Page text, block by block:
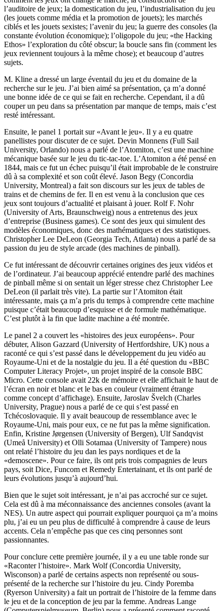
l’auditoire de jeux; la domestication du jeu, l’industrialisation du jeu
(les jouets comme média et la promotion de jouets); les marchés
ciblés et les jouets sexistes; l’avenir du jeu; la guerre des consoles (la
constante évolution économique); l’oligopole du jeu; «the Hacking
Ethos» l’exploration du côté obscur; la boucle sans fin (comment les
jeux reviennent toujours à la même chose); et beaucoup d’autres
sujets.
M. Kline a dressé un large éventail du jeu et du domaine de la
recherche sur le jeu. J’ai bien aimé sa présentation, ça m’a donné
une bonne idée de ce qui se fait en recherche. Cependant, il a dû
couper un peu dans sa présentation par manque de temps, mais c’est
resté intéressant.
Ensuite, le panel 1 portait sur «Avant le jeu». Il y a eu quatre
panellistes pour discuter de ce sujet. Devin Monnens (Full Sail
University, Orlando) nous a parlé de l’Atomiton, c’est une machine
mécanique basée sur le jeu du tic-tac-toe. L’Atomiton a été pensé en
1844, mais ce fut un échec puisqu’il était improbable de le construire
dû à sa complexité et son coût élevé. Jason Begy (Concordia
University, Montreal) a fait son discours sur les jeux de tables de
trains et de chemins de fer. Il en est venu à la conclusion que ces
jeux sont toujours d’actualité et plaisant à jouer. Rolf F. Nohr
(University of Arts, Braunschweig) nous a entretenus des jeux
d’entreprise (Business games). Ce sont des jeux qui simulent des
modèles économiques, donc des mathématiques et des statistiques.
Christopher Lee DeLeon (Georgia Tech, Atlanta) nous a parlé de sa
passion du jeu de style arcade (des machines de pinball).
Ce fut intéressant de découvrir certaines origines des jeux vidéos et
de l’ordinateur. J’ai beaucoup apprécié entendre parlé des machines
de pinball même si on sentait un léger stresse chez Christopher Lee
DeLeon (il parlait très vite). La partie sur l’Atomiton était
intéressante, mais ça m’a pris du temps à comprendre cette machine
puisque c’était beaucoup d’esquisse et de formule mathématique.
C’est plutôt à la fin que ladite machine a été montrée.
Le panel 2 a couvert les «histoires des jeux européens». Pour
débuter, Alison Gazzard (University of Hertfordshire, UK) nous a
raconté ce qui s’est passé dans le développement du jeu vidéo au
Royaume-Uni et de la nostalgie du jeu. Il a été question du «BBC
Computer Literacy Projet», un projet inspiré de la console BBC
Micro. Cette console avait 22k de mémoire et elle affichait le haut de
l’écran en noir et blanc et le bas en couleur (vraiment étrange
comme concept d’affichage). Ensuite, Jaroslav Švelch (Charles
University, Prague) nous a parlé de ce qui s’est passé en
Tchécoslovaquie. Il y avait beaucoup de ressemblance avec le
Royaume-Uni, mais pour eux, ce ne fut pas la même signification.
Enfin, Kristine Jørgensen (University of Bergen), Ulf Sandqvist
(Umeå University) et Olli Sotamaa (University of Tampere) nous
ont relaté l’histoire du jeu dan les pays nordiques et de la
«demoscene». Pour ce faire, ils ont pris trois compagnies de leurs
pays, soit Dice, Funcom et Remedy Entertainant, et ils ont parlé de
leurs évolutions jusqu’à aujourd’hui.
Bien que le sujet soit intéressant, je n’ai pas accroché sur ce sujet.
Cela est dû à ma méconnaissance des anciennes consoles (avant la
NES). Un autre aspect qui pourrait expliquer pourquoi ça m’a moins
plu, j’ai eu un peu plus de difficulté à comprendre à cause de leurs
accents. Cela n’empêche pas que ces cinq personnes sont
passionnantes.
Pour conclure cette première journée, il y a eu une table ronde sur
«Raconter l’histoire». Mark Wolf (Concordia University,
Wisconson) a parlé de certains aspects non représenté ou sous-
présenté de la recherche sur l’histoire du jeu. Cindy Poremba
(Ryerson University) a fait un portrait de l’histoire de la femme dans
le jeu et de la conception de jeu par la femme. Andreas Lange